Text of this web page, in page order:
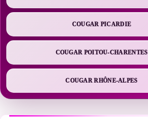
COUGAR PICARDIE
COUGAR POITOU-CHARENTES
COUGAR RHÔNE-ALPES